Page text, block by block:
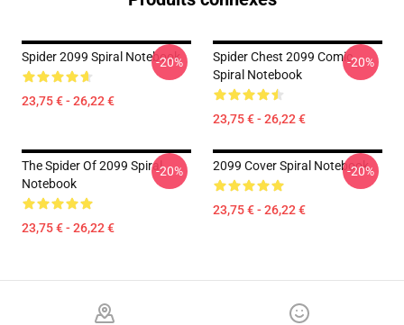
Spider 2099 Spiral Notebook
23,75 € - 26,22 €
-20%
Spider Chest 2099 Comic
Spiral Notebook
23,75 € - 26,22 €
-20%
The Spider Of 2099 Spiral
Notebook
23,75 € - 26,22 €
-20% 2099 Cover Spiral Notebook
23,75 € - 26,22 €
-20%